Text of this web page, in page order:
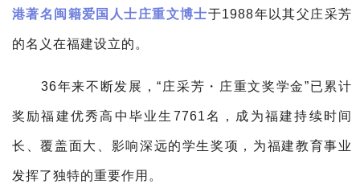
港著名闽籍爱国人士庄重文博士于1988年以其父庄采芳
的名义在福建设立的。
36年来不断发展，“庄采芳・庄重文奖学金”已累计
奖励福建优秀高中毕业生7761名，成为福建持续时间
长、覆盖面大、影响深远的学生奖项，为福建教育事业
发挥了独特的重要作用。